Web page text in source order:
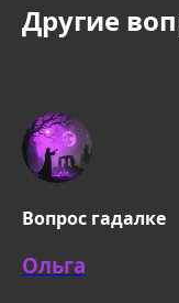
Другие
Вопрос гадалке
Ольга